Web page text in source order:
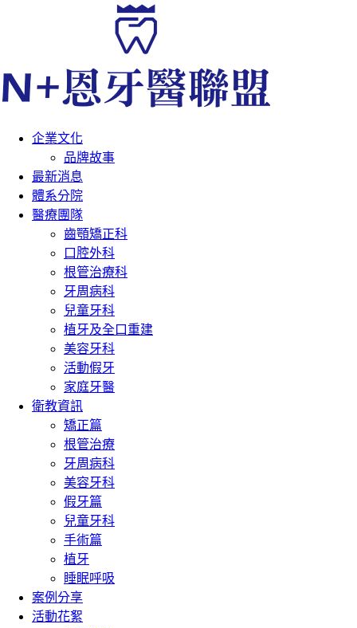
企業文化
品牌故事
最新消息
體系分院
醫療團隊
齒顎矯正科
口腔外科
根管治療科
牙周病科
兒童牙科
植牙及全口重建
美容牙科
活動假牙
家庭牙醫
衛教資訊
矯正篇
根管治療
牙周病科
美容牙科
假牙篇
兒童牙科
手術篇
植牙
睡眠呼吸
案例分享
活動花絮